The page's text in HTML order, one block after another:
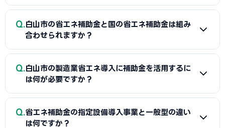
A
まずは省エネ診断（無料または費用補助あり）を受けて
エネルギー使用状況を把握することが第一歩です。次に白山
ついて相談し、GビズIDプライムの取得（2〜3週間必要）を
並行して進めましょう。公募スケジュールに合わせた準備が採
択への近道です。
Q 白山市の省エネ補助金と国の省エネ補助金は組み
合わせられますか？
A
経費項目が重複しなければ白山市（または都道府県）の省
エネ補助金と国のSII補助金の併用が可能です。例えば太陽光
る組み合わせが一般的です。白山商工会で最適な経費配分の
事前確認をお勧めします。
Q 白山市の製造業省エネ導入に補助金を活用するに
は何が必要ですか？
A
省エネ補助金（SII類型）の申請に必要な基本書類は、G
ビズIDプライム・省エネ計算書（現状比較）・設備メーカー
Q 省エネ補助金の指定設備導入事業と一般型の違い
は何ですか？